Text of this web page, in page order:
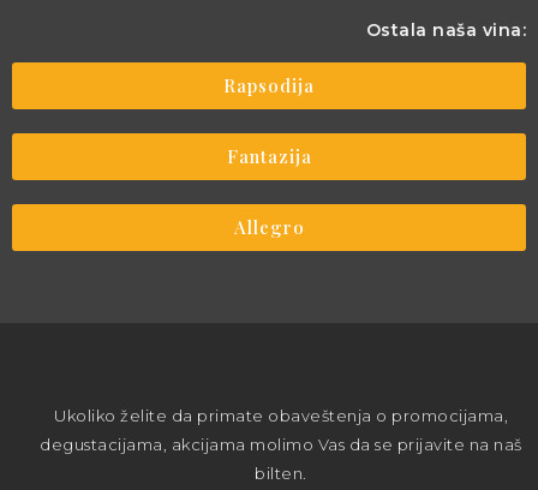
Ostala naša vina:
Rapsodija
Fantazija
Allegro
Ukoliko želite da primate obaveštenja o promocijama,
degustacijama, akcijama molimo Vas da se prijavite na naš
bilten.